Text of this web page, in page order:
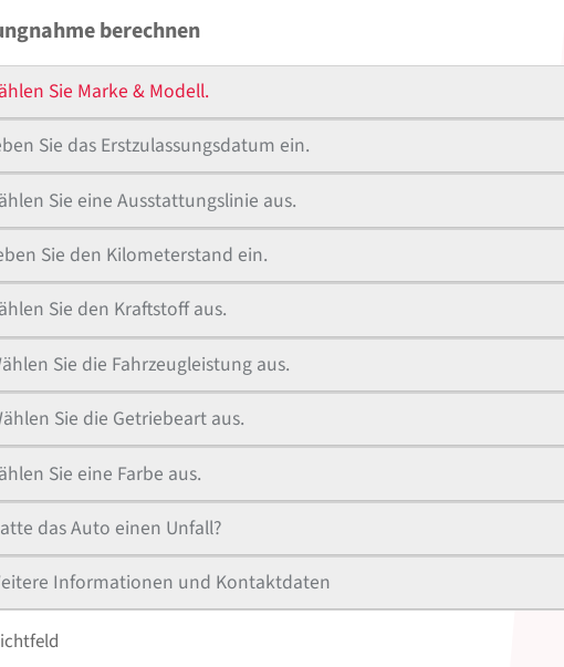
berechnen
Sie Marke & Modell.
Sie das Erstzulassungsdatum ein.
Sie eine Ausstattungslinie aus.
Sie den Kilometerstand ein.
Sie den Kraftstoff aus.
Sie die Fahrzeugleistung aus.
Sie die Getriebeart aus.
Sie eine Farbe aus.
das Auto einen Unfall?
Informationen und Kontaktdaten